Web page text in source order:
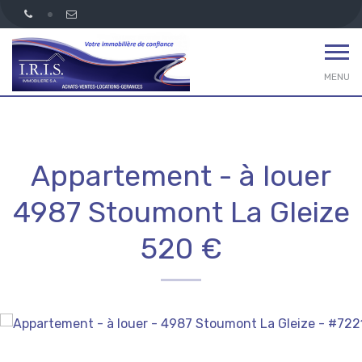
MENU
Appartement - à louer
4987 Stoumont La Gleize
520 €